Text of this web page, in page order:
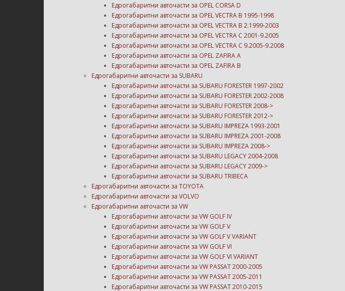
Едрогабаритни авточасти за OPEL CORSA D
Едрогабаритни авточасти за OPEL VECTRA B 1995-1998
Едрогабаритни авточасти за OPEL VECTRA B 2.1999-2003
Едрогабаритни авточасти за OPEL VECTRA C 2001-9.2005
Едрогабаритни авточасти за OPEL VECTRA C 9.2005-9.2008
Едрогабаритни авточасти за OPEL ZAFIRA A
Едрогабаритни авточасти за OPEL ZAFIRA B
Едрогабаритни авточасти за SUBARU
Едрогабаритни авточасти за SUBARU FORESTER 1997-2002
Едрогабаритни авточасти за SUBARU FORESTER 2002-2008
Едрогабаритни авточасти за SUBARU FORESTER 2008->
Едрогабаритни авточасти за SUBARU FORESTER 2012->
Едрогабаритни авточасти за SUBARU IMPREZA 1993-2001
Едрогабаритни авточасти за SUBARU IMPREZA 2001-2008
Едрогабаритни авточасти за SUBARU IMPREZA 2008->
Едрогабаритни авточасти за SUBARU LEGACY 2004-2008
Едрогабаритни авточасти за SUBARU LEGACY 2009->
Едрогабаритни авточасти за SUBARU TRIBECA
Едрогабаритни авточасти за TOYOTA
Едрогабаритни авточасти за VOLVO
Едрогабаритни авточасти за VW
Едрогабаритни авточасти за VW GOLF IV
Едрогабаритни авточасти за VW GOLF V
Едрогабаритни авточасти за VW GOLF V VARIANT
Едрогабаритни авточасти за VW GOLF VI
Едрогабаритни авточасти за VW GOLF VI VARIANT
Едрогабаритни авточасти за VW PASSAT 2000-2005
Едрогабаритни авточасти за VW PASSAT 2005-2011
Едрогабаритни авточасти за VW PASSAT 2010-2015